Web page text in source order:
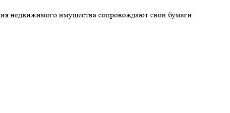
недвижимого имущества сопровождают свои бумаги: